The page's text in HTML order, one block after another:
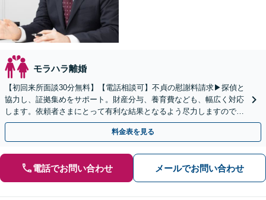
モラハラ離婚
【初回来所面談30分無料】【電話相談可】不貞の慰謝料請求▶︎探偵と
協力し、証拠集めをサポート。財産分与、養育費なども、幅広く対応
します。依頼者さまにとって有利な結果となるよう尽力しますので、
ぜひお任せください【本千葉駅10分・県庁前駅4分】
料金表を見る
電話でお問い合わせ メールでお問い合わせ